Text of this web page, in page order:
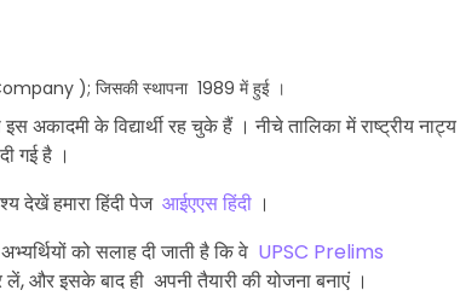
); जिसकी स्‍थापना 1989 में हुई ।
अकादमी के विद्यार्थी रह चुके हैं । नीचे तालिका में राष्ट्रीय नाट्य
गई है ।
देखें हमारा हिंदी पेज आईएएस हिंदी ।
को सलाह दी जाती है कि वे UPSC Prelims
और इसके बाद ही अपनी तैयारी की योजना बनाएं ।